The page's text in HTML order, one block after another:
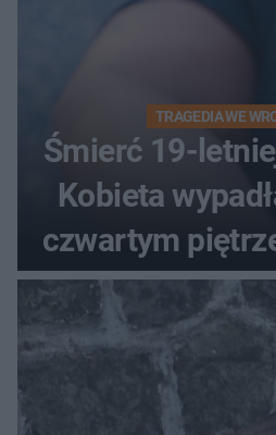
TRAGEDIA WE
Śmierć 19-
Kobieta
czwartym
nagranie